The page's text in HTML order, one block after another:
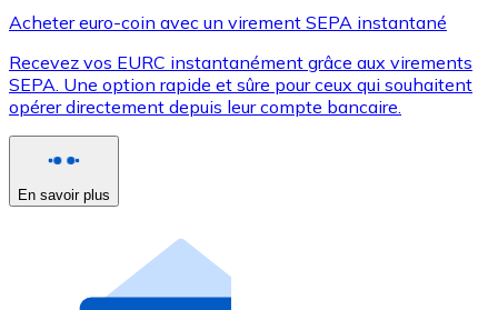
Acheter euro-coin avec un virement SEPA instantané
Recevez vos EURC instantanément grâce aux virements
SEPA. Une option rapide et sûre pour ceux qui souhaitent
opérer directement depuis leur compte bancaire.
En savoir plus